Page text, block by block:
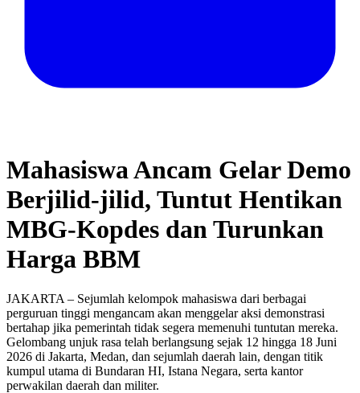
Mahasiswa Ancam Gelar Demo
Berjilid-jilid, Tuntut Hentikan
MBG-Kopdes dan Turunkan
Harga BBM
JAKARTA – Sejumlah kelompok mahasiswa dari berbagai
perguruan tinggi mengancam akan menggelar aksi demonstrasi
bertahap jika pemerintah tidak segera memenuhi tuntutan mereka.
Gelombang unjuk rasa telah berlangsung sejak 12 hingga 18 Juni
2026 di Jakarta, Medan, dan sejumlah daerah lain, dengan titik
kumpul utama di Bundaran HI, Istana Negara, serta kantor
perwakilan daerah dan militer.